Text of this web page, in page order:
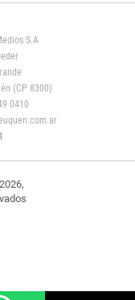
S.A
(CP 8300)
0410